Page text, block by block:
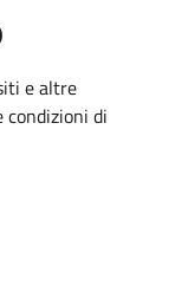
e altre
di